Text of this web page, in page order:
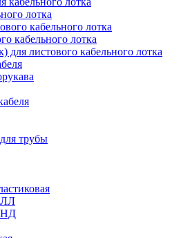
лотка
кабельного лотка
кабельного лотка
для листового кабельного лотка
трубы